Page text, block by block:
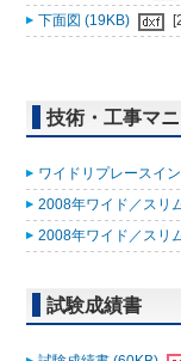
下面図 (19KB)
技術・工事マ
ワイドリプレースイ
2008年ワイド／スリ
2008年ワイド／スリ
試験成績書